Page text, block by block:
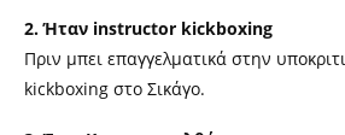
2. Ήταν instructor kickboxing
Πριν μπει επαγγελματικά στην
kickboxing στο Σικάγο.